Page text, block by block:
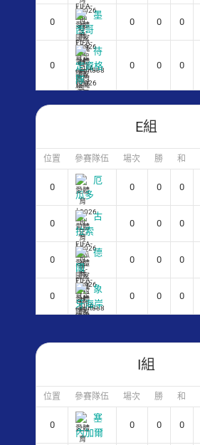
0
墨
西哥
0 0 0
0
待
定資格
隊
0 0 0
E組
位置 參賽隊伍 場次 勝 和
0
厄
瓜多
0 0 0
0
古
拉索
0 0 0
0
德
國
0 0 0
0
象
牙海岸
0 0 0
I組
位置 參賽隊伍 場次 勝 和
0
塞
內加爾
0 0 0